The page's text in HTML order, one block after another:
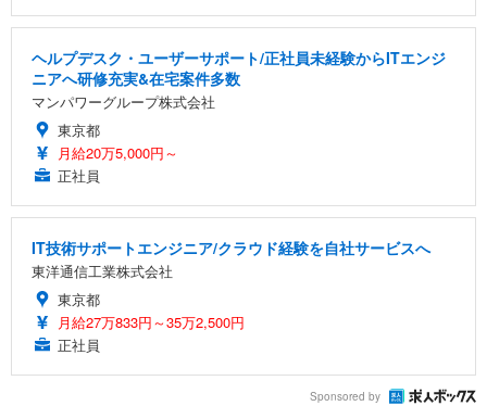
ヘルプデスク・ユーザーサポート/正社員未経験からITエンジ
ニアへ研修充実&在宅案件多数
マンパワーグループ株式会社
東京都
月給20万5,000円～
正社員
IT技術サポートエンジニア/クラウド経験を自社サービスへ
東洋通信工業株式会社
東京都
月給27万833円～35万2,500円
正社員
Sponsored by